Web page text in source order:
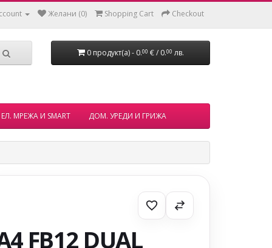
Желани (0) Shopping Cart Checkout
0 продукт(а) - 0.00 € / 0.00 лв.
ЕЛ. МРЕЖА И SMART ДОМ. УРЕДИ И ГРИЖА
FB12 DUAL